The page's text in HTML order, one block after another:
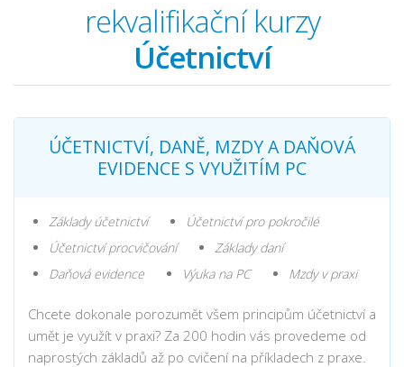
rekvalifikační kurzy
Účetnictví
ÚČETNICTVÍ, DANĚ, MZDY A DAŇOVÁ
EVIDENCE S VYUŽITÍM PC
Základy účetnictví
Účetnictví pro pokročilé
Účetnictví procvičování
Základy daní
Daňová evidence
Výuka na PC Mzdy v praxi
Chcete dokonale porozumět všem principům účetnictví a
umět je využít v praxi? Za 200 hodin vás provedeme od
naprostých základů až po cvičení na příkladech z praxe.